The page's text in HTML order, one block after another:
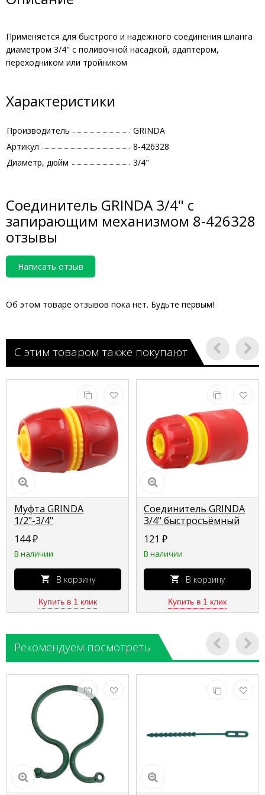
Применяется для быстрого и надежного соединения шланга
диаметром 3/4" с поливочной насадкой, адаптером,
переходником или тройником
Характеристики
Производитель
GRINDA
Артикул
8-426328
Диаметр, дюйм
3/4"
Соединитель GRINDA 3/4" с
запирающим механизмом 8-426328
отзывы
Написать отзыв
Об этом товаре отзывов пока нет. Будьте первым!
С этим товаром также покупают
Муфта GRINDA
1/2"-3/4"
универсальная 8-
426242_z01
144₽
В наличии
В корзину
Купить в 1 клик
Соединитель GRINDA
3/4" быстросъёмный
для шланга 8-
426326_z01
121 ₽
В наличии
В корзину
Купить в 1 клик
Рекомендуем посмотреть